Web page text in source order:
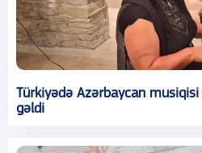
Türkiyədə Azərbaycan
gəldi